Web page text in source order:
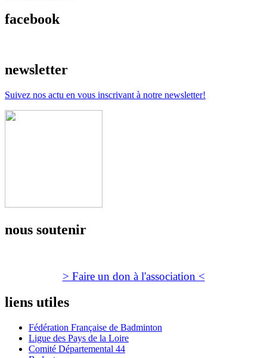
facebook
newsletter
Suivez nos actu en vous inscrivant à notre newsletter!
nous soutenir
> Faire un don à l'association <
liens utiles
Fédération Française de Badminton
Ligue des Pays de la Loire
Comité Départemental 44